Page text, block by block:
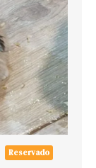
Reservado